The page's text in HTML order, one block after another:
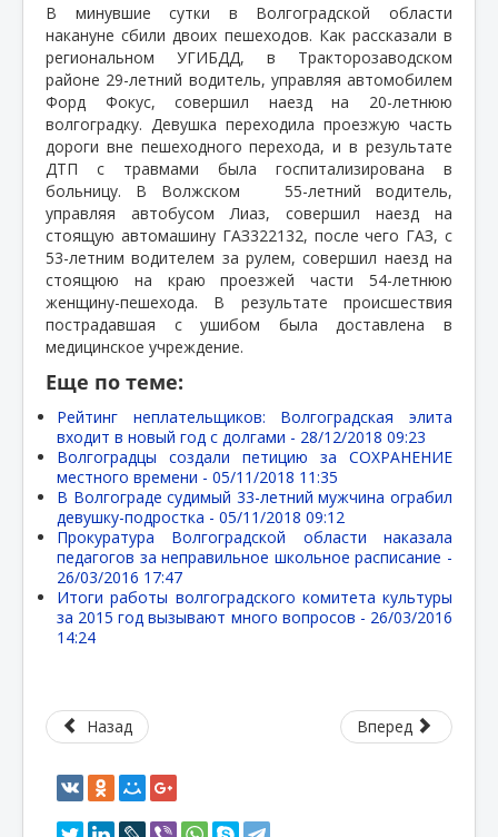
В минувшие сутки в Волгоградской области
накануне сбили двоих пешеходов. Как рассказали в
региональном УГИБДД, в Тракторозаводском
районе 29-летний водитель, управляя автомобилем
Форд Фокус, совершил наезд на 20-летнюю
волгоградку. Девушка переходила проезжую часть
дороги вне пешеходного перехода, и в результате
ДТП с травмами была госпитализирована в
больницу. В Волжском
55-летний водитель,
управляя автобусом Лиаз, совершил наезд на
стоящую автомашину ГАЗ322132, после чего ГАЗ, с
53-летним водителем за рулем, совершил наезд на
стоящюю на краю проезжей части 54-летнюю
женщину-пешехода. В результате происшествия
пострадавшая с ушибом была доставлена в
медицинское учреждение.
Еще по теме:
Рейтинг неплательщиков: Волгоградская элита
входит в новый год с долгами - 28/12/2018 09:23
Волгоградцы создали петицию за СОХРАНЕНИЕ
местного времени - 05/11/2018 11:35
В Волгограде судимый 33-летний мужчина ограбил
девушку-подростка - 05/11/2018 09:12
Прокуратура Волгоградской области наказала
педагогов за неправильное школьное расписание -
26/03/2016 17:47
Итоги работы волгоградского комитета культуры
за 2015 год вызывают много вопросов - 26/03/2016
14:24
Назад Вперед